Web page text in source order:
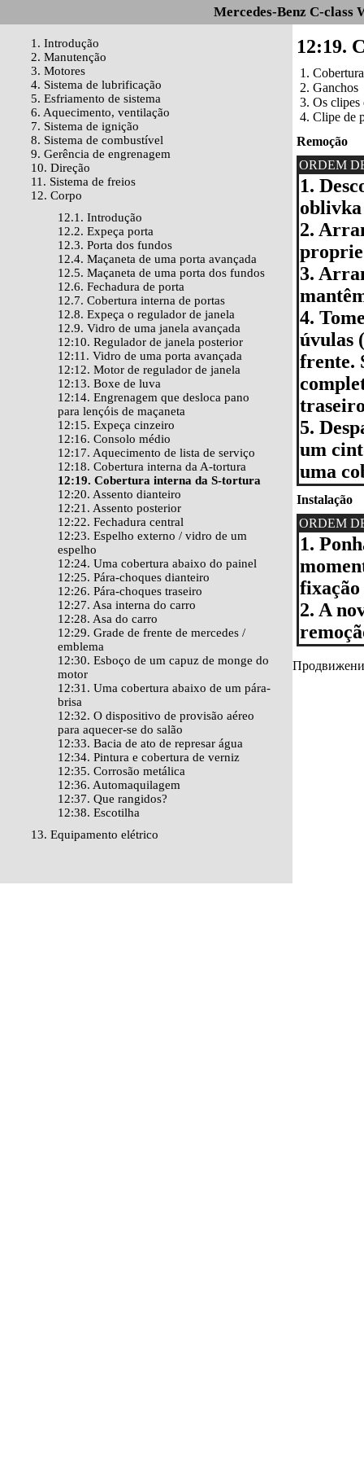
Mercedes-Benz C-class
1. Introdução
2. Manutenção
3. Motores
4. Sistema de lubrificação
5. Esfriamento de sistema
6. Aquecimento, ventilação
7. Sistema de ignição
8. Sistema de combustível
9. Gerência de engrenagem
10. Direção
11. Sistema de freios
12. Corpo
12.1. Introdução
12.2. Expeça porta
12.3. Porta dos fundos
12.4. Maçaneta de uma porta avançada
12.5. Maçaneta de uma porta dos fundos
12.6. Fechadura de porta
12.7. Cobertura interna de portas
12.8. Expeça o regulador de janela
12.9. Vidro de uma janela avançada
12:10. Regulador de janela posterior
12:11. Vidro de uma porta avançada
12:12. Motor de regulador de janela
12:13. Boxe de luva
12:14. Engrenagem que desloca pano
para lençóis de maçaneta
12:15. Expeça cinzeiro
12:16. Consolo médio
12:17. Aquecimento de lista de serviço
12:18. Cobertura interna da A-tortura
12:19. Cobertura interna da S-tortura
12:20. Assento dianteiro
12:21. Assento posterior
12:22. Fechadura central
12:23. Espelho externo / vidro de um
espelho
12:24. Uma cobertura abaixo do painel
12:25. Pára-choques dianteiro
12:26. Pára-choques traseiro
12:27. Asa interna do carro
12:28. Asa do carro
12:29. Grade de frente de mercedes /
emblema
12:30. Esboço de um capuz de monge do
motor
12:31. Uma cobertura abaixo de um pára-
brisa
12:32. O dispositivo de provisão aéreo
para aquecer-se do salão
12:33. Bacia de ato de represar água
12:34. Pintura e cobertura de verniz
12:35. Corrosão metálica
12:36. Automaquilagem
12:37. Que rangidos?
12:38. Escotilha
13. Equipamento elétrico
12:19.
1. Cobertura
2. Ganchos
3. Os clipes
4. Clipe de
Remoção
ORDEM
1.
2.
3.
4.
úvulas
frente.
5.
um
uma
Instalação
ORDEM
1.
2. A